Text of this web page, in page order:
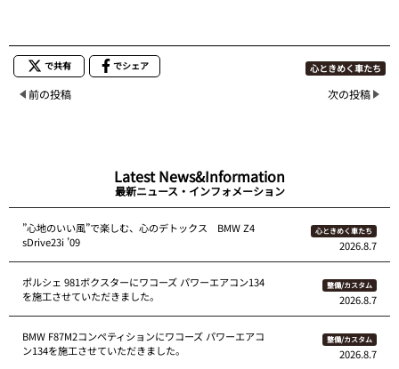
で共有 でシェア 心ときめく車たち
前の投稿 次の投稿
Latest News&Information
最新ニュース・インフォメーション
”心地のいい風”で楽しむ、心のデトックス BMW Z4
sDrive23i ’09
心ときめく車たち
2026.8.7
ポルシェ 981ボクスターにワコーズ パワーエアコン134
を施工させていただきました。
整備/カスタム
2026.8.7
BMW F87M2コンペティションにワコーズ パワーエアコ
ン134を施工させていただきました。
整備/カスタム
2026.8.7